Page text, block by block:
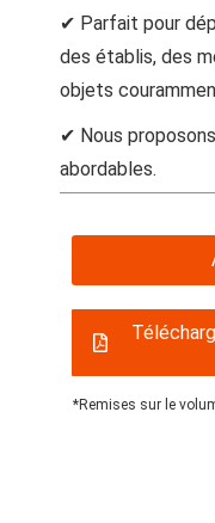
✔ Parfait pour
des établis, des
objets
✔ Nous
abordables.
*Remises sur le